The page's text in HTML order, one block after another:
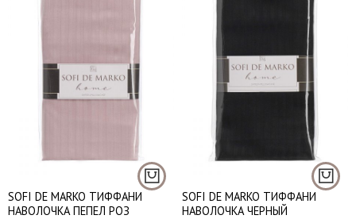
SOFI DE MARKO ТИФФАНИ
НАВОЛОЧКА ПЕПЕЛ РОЗ
70*70 - 1 шт.
SOFI DE MARKO ТИФФАНИ
НАВОЛОЧКА ЧЕРНЫЙ
50*70 - 1 шт.
70*70 - 1 шт.